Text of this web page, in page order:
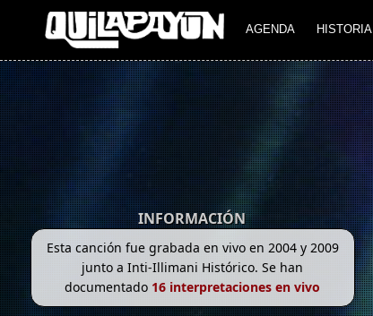
AGENDA HISTORIA
INFORMACIÓN
Esta canción fue grabada en vivo en 2004 y 2009
junto a Inti-Illimani Histórico. Se han
documentado 16 interpretaciones en vivo